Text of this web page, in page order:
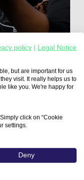
Social…
policy
Legal Notice
but are important for us
visit. It really helps us to
like you. We're happy for
click on “Cookie
settings.
Deny